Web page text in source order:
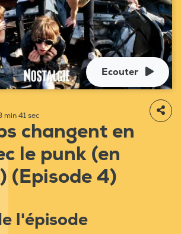
Ecouter
min 41 sec
changent en
le punk (en
(Episode 4)
l'épisode